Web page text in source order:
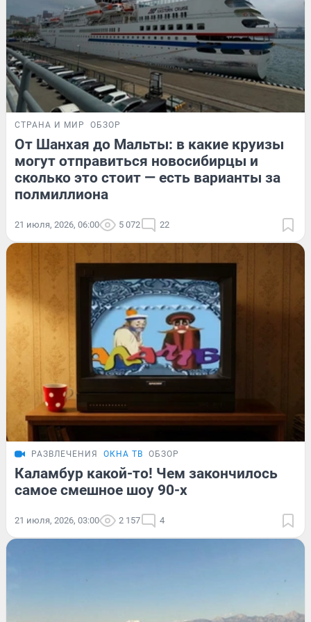
СТРАНА И МИР ОБЗОР
От Шанхая до Мальты: в какие круизы
могут отправиться новосибирцы и
сколько это стоит — есть варианты за
полмиллиона
21 июля, 2026, 06:00 5 072 22
РАЗВЛЕЧЕНИЯ ОКНА ТВ ОБЗОР
Каламбур какой-то! Чем закончилось
самое смешное шоу 90-х
21 июля, 2026, 03:00 2 157 4